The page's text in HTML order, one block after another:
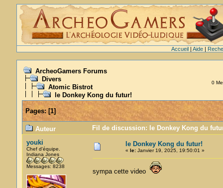
Accueil| Aide|
ArcheoGamers Forums
Divers
Atomic Bistrot
le Donkey Kong du futur!
0
Pages:[1]
Auteur
Fil de discussion: le Donkey Kong du
youki
Chef d'équipe.
Indiana Jones
Messages: 8238
le Donkey Kong du futur!
« le:Janvier 19, 2025, 19:50:01 »
sympa cette video